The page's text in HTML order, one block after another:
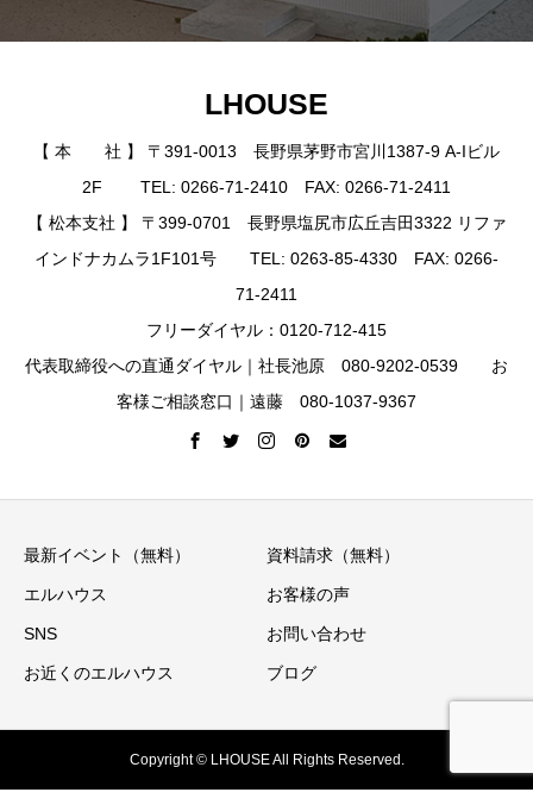
LHOUSE
【 本 社 】 〒391-0013 長野県茅野市宮川1387-9 A-Iビル
2F TEL: 0266-71-2410 FAX: 0266-71-2411
【 松本支社 】 〒399-0701 長野県塩尻市広丘吉田3322 リファ
インドナカムラ1F101号 TEL: 0263-85-4330 FAX: 0266-
71-2411
フリーダイヤル：0120-712-415
代表取締役への直通ダイヤル｜社長池原 080-9202-0539 お
客様ご相談窓口｜遠藤 080-1037-9367
最新イベント（無料） 資料請求（無料）
エルハウス お客様の声
SNS お問い合わせ
お近くのエルハウス ブログ
Copyright © LHOUSE All Rights Reserved.
ニュースレター 資料請求 お電話